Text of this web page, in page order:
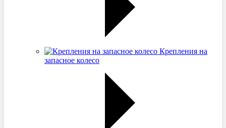
Крепления на
запасное колесо